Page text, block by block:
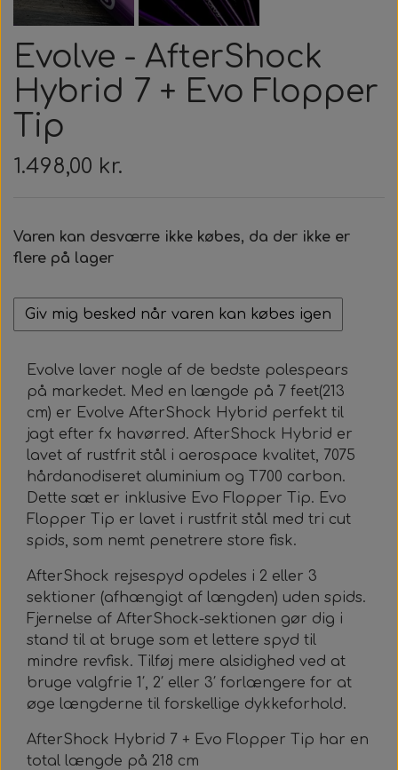
Roller Opsætning
Trigger & Håndtag
Gør Det Selv
Klar Til Brug
Dyneema & Mono
Hele Ruller
Alt Det Andet
Tøj & Stickers
Tøj
Stickers
Vægtvest
Halsvægt
Variabelt Vægt
Ur & Computer
Tasker & Køleboks
Køleboks
Fangstnet
Bælter
Bæltebly
Halsvægt
Næseklemmer
Finner
Bøje + Tilbehør
Kurser & Ture
Udlejning
Event & Konkurrencer
Gavekort
Evolve - AfterShock
Hybrid 7 + Evo Flopper
Tip
1.498,00 kr.
Varen kan desværre ikke købes, da der ikke er
flere på lager
Giv mig besked når varen kan købes igen
Evolve laver nogle af de bedste polespears
på markedet. Med en længde på 7 feet(213
cm) er Evolve AfterShock Hybrid perfekt til
jagt efter fx havørred. AfterShock Hybrid er
lavet af rustfrit stål i aerospace kvalitet, 7075
hårdanodiseret aluminium og T700 carbon.
Dette sæt er inklusive Evo Flopper Tip. Evo
Flopper Tip er lavet i rustfrit stål med tri cut
spids, som nemt penetrere store fisk.
AfterShock rejsespyd opdeles i 2 eller 3
sektioner (afhængigt af længden) uden spids.
Fjernelse af AfterShock-sektionen gør dig i
stand til at bruge som et lettere spyd til
mindre revfisk. Tilføj mere alsidighed ved at
bruge valgfrie 1′, 2′ eller 3′ forlængere for at
øge længderne til forskellige dykkeforhold.
AfterShock Hybrid 7 + Evo Flopper Tip har en
total længde på 218 cm